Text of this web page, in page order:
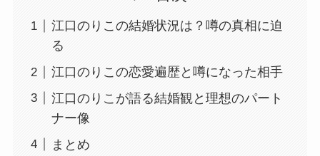
江口のりこの結婚状況は？噂の真相に迫
る
江口のりこの恋愛遍歴と噂になった相手
江口のりこが語る結婚観と理想のパート
ナー像
まとめ